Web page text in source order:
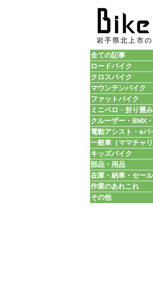
岩手県北上市
全ての記事
ロードバイク
クロスバイク
マウンテンバイク
ファットバイク
ミニベロ・折り畳み
電動アシスト・eバ
一般車（ママチャリ
キッズバイク
部品・用品
在庫・納車・セー
作業のあれこれ
その他